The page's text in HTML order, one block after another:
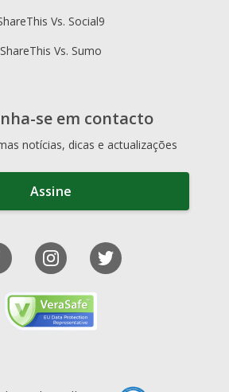
Vs. Social9
ShareThis Vs. Sumo
se em contacto
notícias, dicas e actualizações
Assine